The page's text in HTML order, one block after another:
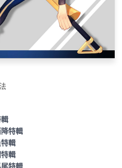
特輯
輯
輯